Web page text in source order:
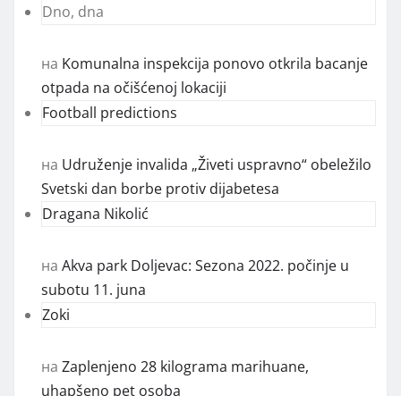
Dno, dna
на Komunalna inspekcija ponovo otkrila bacanje
otpada na očišćenoj lokaciji
Football predictions
на Udruženje invalida „Živeti uspravno“ obeležilo
Svetski dan borbe protiv dijabetesa
Dragana Nikolić
на Akva park Doljevac: Sezona 2022. počinje u
subotu 11. juna
Zoki
на Zaplenjeno 28 kilograma marihuane,
uhapšeno pet osoba